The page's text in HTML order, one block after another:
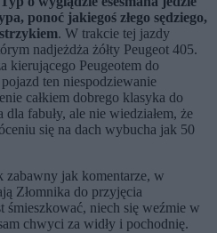
ponoć jakiegoś złego sędziego,
. W trakcie tej jazdy
nadjeżdża żółty Peugeot 405.
kierującego Peugeotem do
ten niespodziewanie
całkiem dobrego klasyka do
fabuły, ale nie wiedziałem, że
się na dach wybucha jak 50
zabawny jak komentarze, w
Złomnika do przyjęcia
śmieszkować, niech się weźmie w
chwyci za widły i pochodnię.